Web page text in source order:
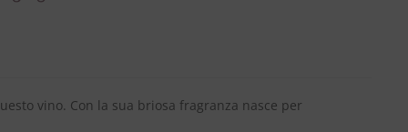
vino. Con la sua briosa fragranza nasce per